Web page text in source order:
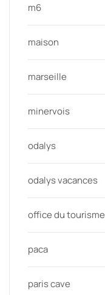
m6
maison
marseille
minervois
odalys
odalys vacances
office du tourisme
paca
paris cave